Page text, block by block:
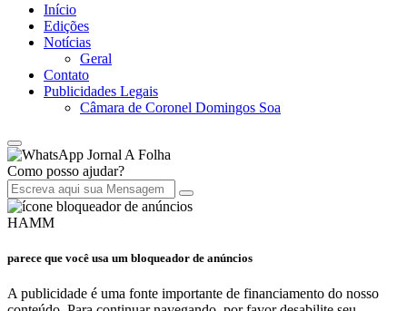
Início
Edições
Notícias
Geral
Contato
Publicidades Legais
Câmara de Coronel Domingos Soa
Jornal A Folha
Como posso ajudar?
HAMM
parece que você usa um bloqueador de anúncios
A publicidade é uma fonte importante de financiamento do nosso